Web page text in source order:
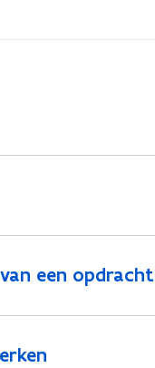
een opdracht